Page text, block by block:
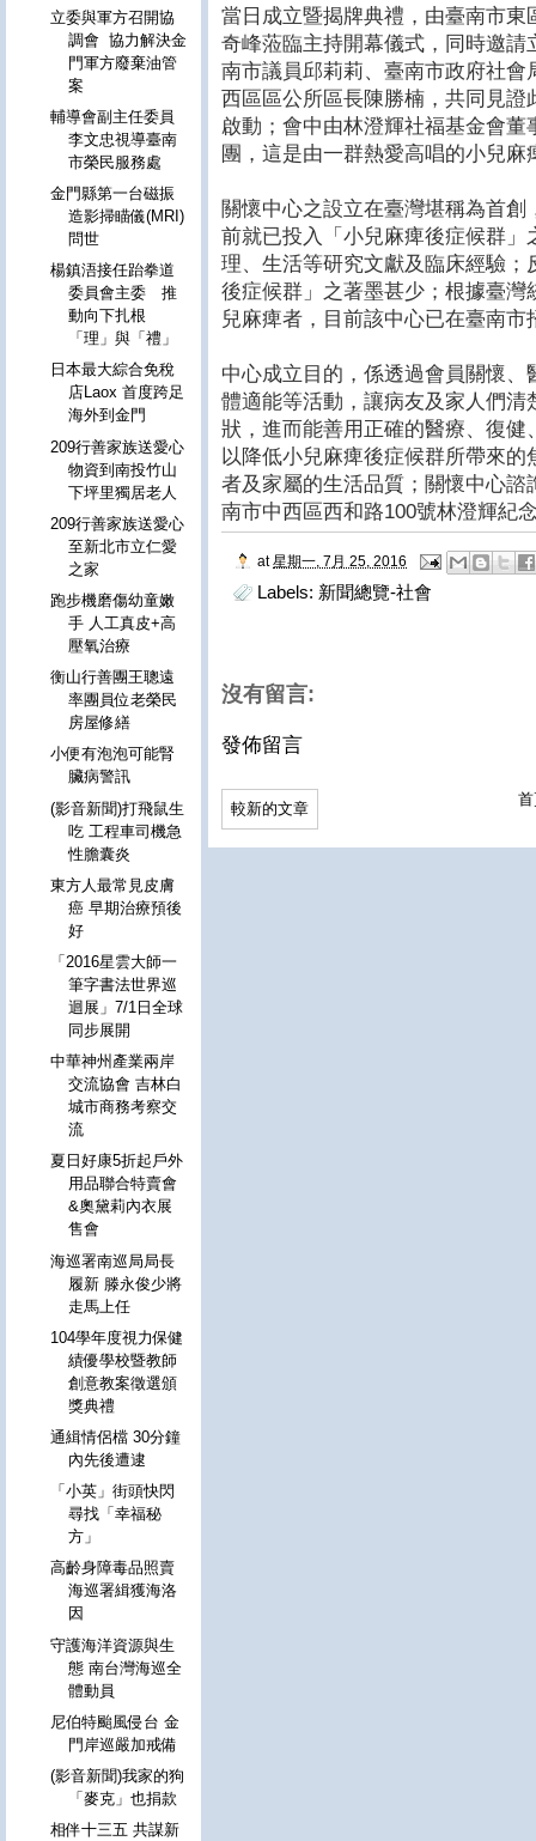
當日成立暨揭牌典禮，由臺南市
奇峰蒞臨主持開幕儀式，同時邀
南市議員邱莉莉、臺南市政府社
西區區公所區長陳勝楠，共同見
啟動；會中由林澄輝社福基金會
團，這是由一群熱愛高唱的小兒
關懷中心之設立在臺灣堪稱為首
前就已投入「小兒麻痺後症候群
理、生活等研究文獻及臨床經驗
後症候群」之著墨甚少；根據臺
兒麻痺者，目前該中心已在臺南
中心成立目的，係透過會員關懷
體適能等活動，讓病友及家人們
狀，進而能善用正確的醫療、復
以降低小兒麻痺後症候群所帶來
者及家屬的生活品質；關懷中心諮
南市中西區西和路100號林澄輝紀
at 星期一, 7月 25, 2016
Labels: 新聞總覽-社會
沒有留言:
發佈留言
較新的文章
立委與軍方召開協
調會 協力解決金
門軍方廢棄油管
案
輔導會副主任委員
李文忠視導臺南
市榮民服務處
金門縣第一台磁振
造影掃瞄儀(MRI)
問世
楊鎮浯接任跆拳道
委員會主委 推
動向下扎根
「理」與「禮」
日本最大綜合免稅
店Laox 首度跨足
海外到金門
209行善家族送愛心
物資到南投竹山
下坪里獨居老人
209行善家族送愛心
至新北市立仁愛
之家
跑步機磨傷幼童嫩
手 人工真皮+高
壓氧治療
衡山行善團王聰遠
率團員位老榮民
房屋修繕
小便有泡泡可能腎
臟病警訊
(影音新聞)打飛鼠生
吃 工程車司機急
性膽囊炎
東方人最常見皮膚
癌 早期治療預後
好
「2016星雲大師一
筆字書法世界巡
迴展」7/1日全球
同步展開
中華神州產業兩岸
交流協會 吉林白
城市商務考察交
流
夏日好康5折起戶外
用品聯合特賣會
&奧黛莉內衣展
售會
海巡署南巡局局長
履新 滕永俊少將
走馬上任
104學年度視力保健
績優學校暨教師
創意教案徵選頒
獎典禮
通緝情侶檔 30分鐘
內先後遭逮
「小英」街頭快閃
尋找「幸福秘
方」
高齡身障毒品照賣
海巡署緝獲海洛
因
守護海洋資源與生
態 南台灣海巡全
體動員
尼伯特颱風侵台 金
門岸巡嚴加戒備
(影音新聞)我家的狗
「麥克」也捐款
相伴十三五 共謀新